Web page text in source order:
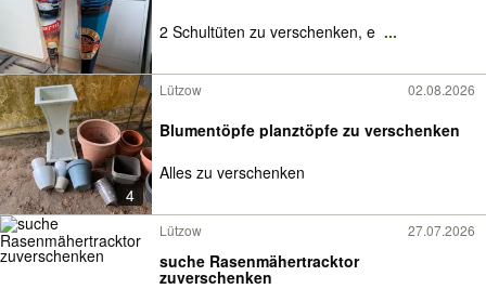
2 Schultüten zu verschenken, e ...
4
Lützow 02.08.2026
Blumentöpfe planztöpfe zu verschenken
Alles zu verschenken
Lützow 27.07.2026
suche Rasenmähertracktor
zuverschenken